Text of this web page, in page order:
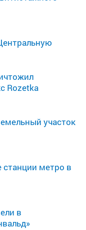
Rozetka
участок
метро в
в